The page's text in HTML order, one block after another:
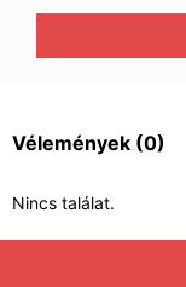
Vélemények (0)
Nincs találat.